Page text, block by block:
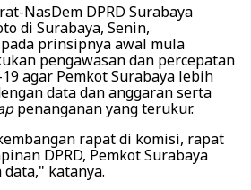
NasDem DPRD Surabaya
di Surabaya, Senin,
prinsipnya awal mula
pengawasan dan percepatan
agar Pemkot Surabaya lebih
data dan anggaran serta
penanganan yang terukur.
rapat di komisi, rapat
DPRD, Pemkot Surabaya
katanya.